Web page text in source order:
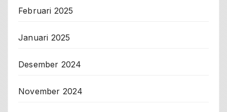
Februari 2025
Januari 2025
Desember 2024
November 2024